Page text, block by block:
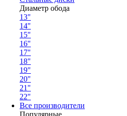
Диаметр обода
13"
14"
15"
16"
17"
18"
19"
20"
21"
22"
Все производители
Популярные